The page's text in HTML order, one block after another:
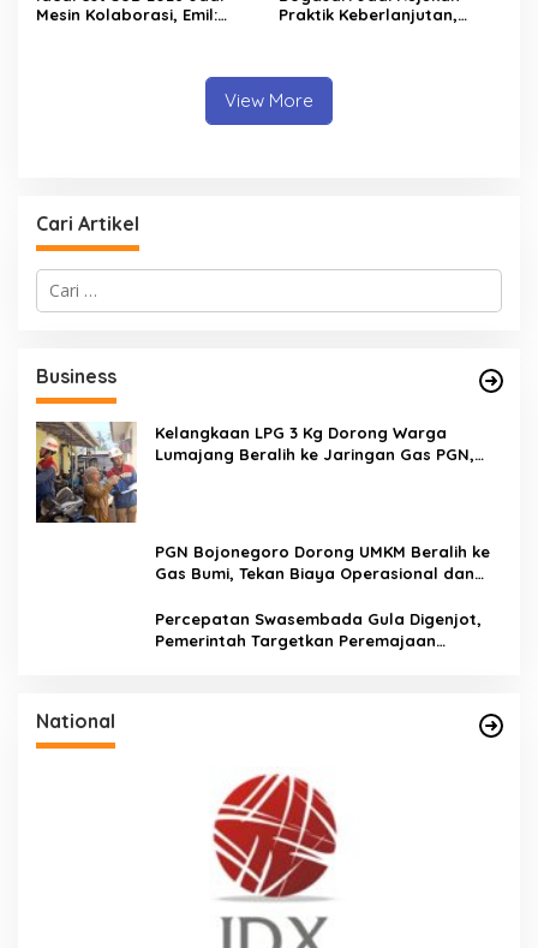
Mesin Kolaborasi, Emil:
Praktik Keberlanjutan,
View More
Cari Artikel
C
u
n
t
u
k
:
Business
Kelangkaan LPG 3 Kg Dorong Warga
Lumajang Beralih ke Jaringan Gas PGN,
PGN Bojonegoro Dorong UMKM Beralih ke
Gas Bumi, Tekan Biaya Operasional dan
Percepatan Swasembada Gula Digenjot,
Pemerintah Targetkan Peremajaan
National